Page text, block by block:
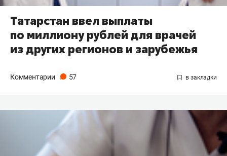
Татарстан ввел выплаты
по миллиону рублей для врачей
из других регионов и зарубежья
Комментарии 57